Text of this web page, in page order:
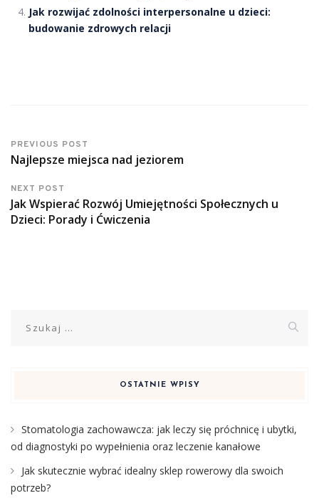
Jak rozwijać zdolności interpersonalne u dzieci:
budowanie zdrowych relacji
PREVIOUS POST
Najlepsze miejsca nad jeziorem
NEXT POST
Jak Wspierać Rozwój Umiejętności Społecznych u
Dzieci: Porady i Ćwiczenia
OSTATNIE WPISY
Stomatologia zachowawcza: jak leczy się próchnicę i ubytki,
od diagnostyki po wypełnienia oraz leczenie kanałowe
Jak skutecznie wybrać idealny sklep rowerowy dla swoich
potrzeb?